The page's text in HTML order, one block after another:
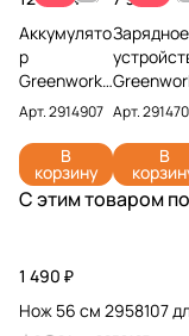
Аккумулято
р
Greenworks
G82B2 82V
2914907
(2,5 Ач)
Арт.2914907
В
корзину
Зарядное
G82C 82V
2914707 (4
А)
Арт.
В
С этим товаром
1 490 ₽
Нож 56 см 2958107